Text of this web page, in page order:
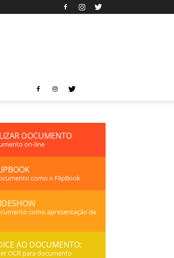
DOCUMENTO
on-line
como o FlipBook
como apresentação de
AO DOCUMENTO:
OCR para documento